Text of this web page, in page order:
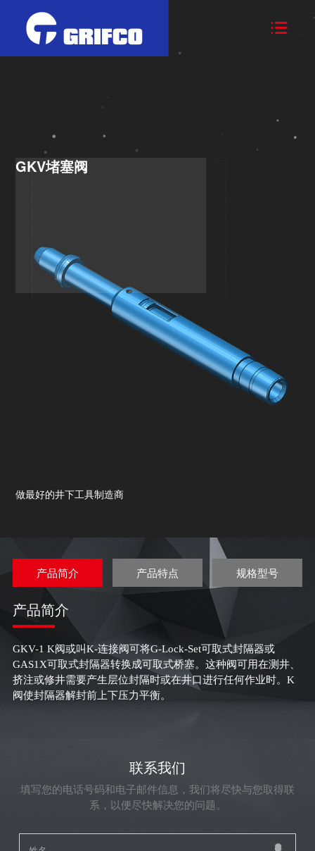

GKV堵塞阀
做最好的井下工具制造商
产品简介 产品特点 规格型号
产品简介
GKV-1 K阀或叫K-连接阀可将G-Lock-Set可取式封隔器或
GAS1X可取式封隔器转换成可取式桥塞。这种阀可用在测井、
挤注或修井需要产生层位封隔时或在井口进行任何作业时。 K
阀使封隔器解封前上下压力平衡。
联系我们
填写您的电话号码和电子邮件信息，我们将尽快与您取得联
系，以便尽快解决您的问题。